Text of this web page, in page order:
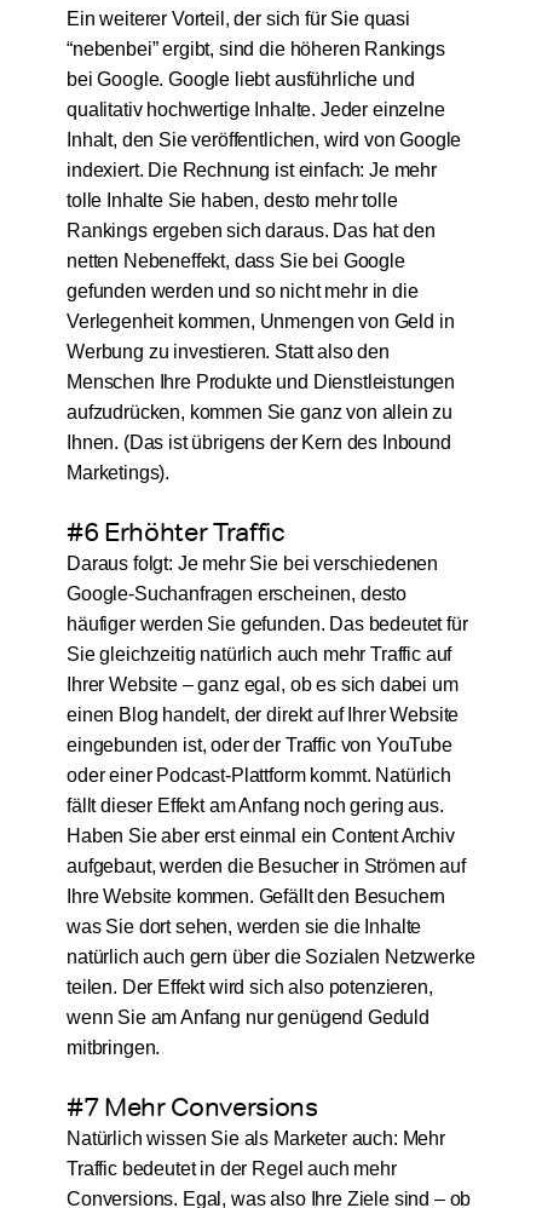
Ein weiterer Vorteil, der sich für Sie quasi
“nebenbei” ergibt, sind die höheren Rankings
bei Google. Google liebt ausführliche und
qualitativ hochwertige Inhalte. Jeder einzelne
Inhalt, den Sie veröffentlichen, wird von Google
indexiert. Die Rechnung ist einfach: Je mehr
tolle Inhalte Sie haben, desto mehr tolle
Rankings ergeben sich daraus. Das hat den
netten Nebeneffekt, dass Sie bei Google
gefunden werden und so nicht mehr in die
Verlegenheit kommen, Unmengen von Geld in
Werbung zu investieren. Statt also den
Menschen Ihre Produkte und Dienstleistungen
aufzudrücken, kommen Sie ganz von allein zu
Ihnen. (Das ist übrigens der Kern des Inbound
Marketings).
#6 Erhöhter Traffic
Daraus folgt: Je mehr Sie bei verschiedenen
Google-Suchanfragen erscheinen, desto
häufiger werden Sie gefunden. Das bedeutet für
Sie gleichzeitig natürlich auch mehr Traffic auf
Ihrer Website – ganz egal, ob es sich dabei um
einen Blog handelt, der direkt auf Ihrer Website
eingebunden ist, oder der Traffic von YouTube
oder einer Podcast-Plattform kommt. Natürlich
fällt dieser Effekt am Anfang noch gering aus.
Haben Sie aber erst einmal ein Content Archiv
aufgebaut, werden die Besucher in Strömen auf
Ihre Website kommen. Gefällt den Besuchern
was Sie dort sehen, werden sie die Inhalte
natürlich auch gern über die Sozialen Netzwerke
teilen. Der Effekt wird sich also potenzieren,
wenn Sie am Anfang nur genügend Geduld
mitbringen.
#7 Mehr Conversions
Natürlich wissen Sie als Marketer auch: Mehr
Traffic bedeutet in der Regel auch mehr
Conversions. Egal, was also Ihre Ziele sind – ob